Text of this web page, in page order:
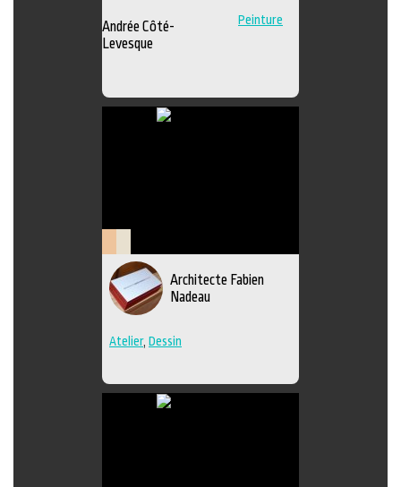
Andrée Côté-
Levesque
Peinture
Patrimoine
et
archives
Savoir-
faire
Architecte Fabien
Nadeau
Atelier, Dessin